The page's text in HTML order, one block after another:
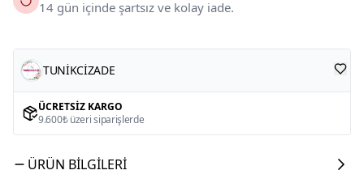
14 gün içinde şartsız ve kolay iade.
TUNİKCİZADE
ÜCRETSIZ KARGO
9.600₺ üzeri siparişlerde
ÜRÜN BILGILERI